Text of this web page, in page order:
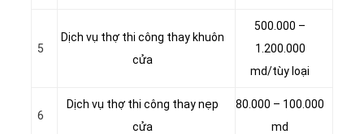
5
Dịch vụ thợ thi công thay khuôn
cửa
500.000 –
1.200.000
md/tùy loại
6
Dịch vụ thợ thi công thay nẹp
cửa
80.000 – 100.000
md